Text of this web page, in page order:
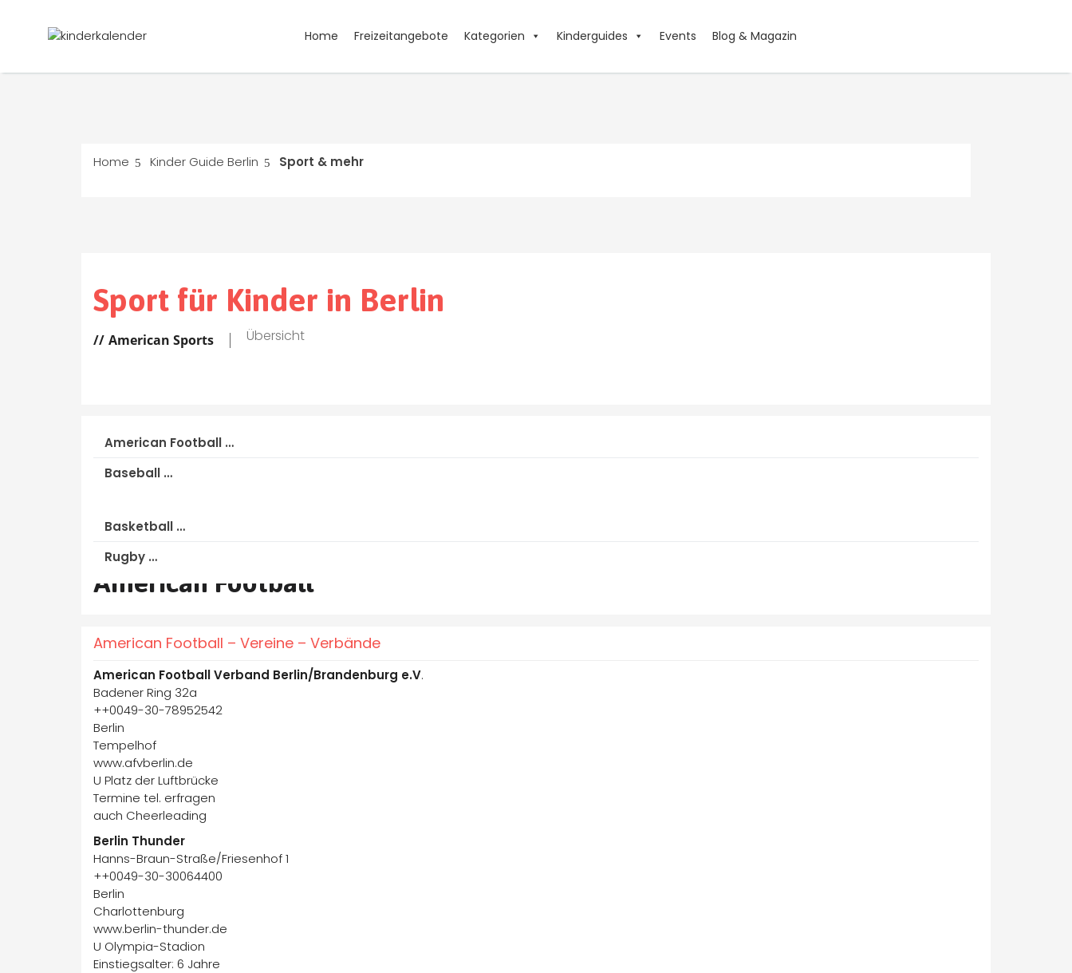
Home Freizeitangebote Kategorien Kinderguides Events Blog & Magazin
Home Kinder Guide Berlin Sport & mehr
Sport für Kinder in Berlin
American Sports Übersicht
American Football …
Baseball …
Basketball …
Rugby …
American Football
American Football – Vereine – Verbände
American Football Verband Berlin/Brandenburg e.V.
Badener Ring 32a
++0049-30-78952542
Berlin
Tempelhof
www.afvberlin.de
U Platz der Luftbrücke
Termine tel. erfragen
auch Cheerleading
Berlin Thunder
Hanns-Braun-Straße/Friesenhof 1
++0049-30-30064400
Berlin
Charlottenburg
www.berlin-thunder.de
U Olympia-Stadion
Einstiegsalter: 6 Jahre